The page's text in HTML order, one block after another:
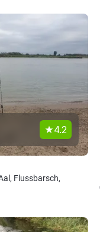
4.2
Flussbarsch,